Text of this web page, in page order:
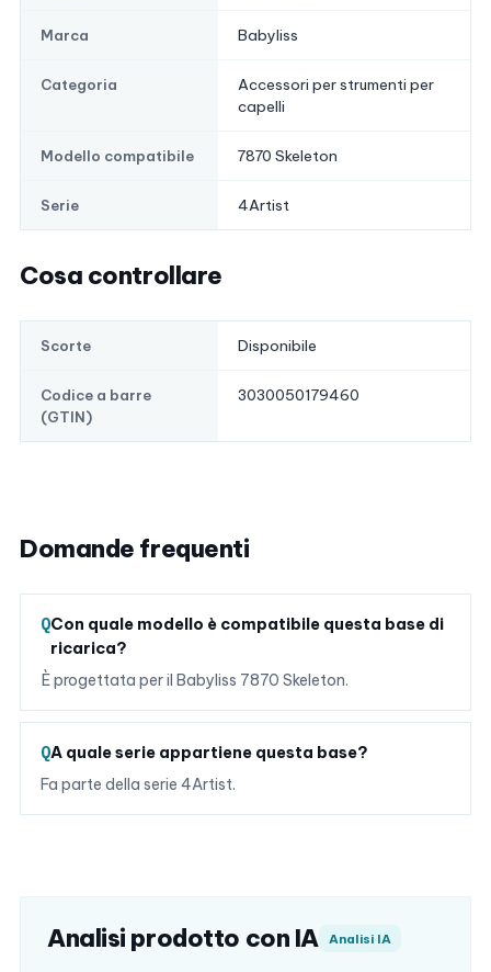
Marca Babyliss
Categoria
Accessori per strumenti per
capelli
Modello compatibile 7870 Skeleton
Serie 4Artist
Cosa controllare
Scorte Disponibile
Codice a barre
(GTIN)
3030050179460
Domande frequenti
Con quale modello è compatibile questa base di
ricarica?
È progettata per il Babyliss 7870 Skeleton.
A quale serie appartiene questa base?
Fa parte della serie 4Artist.
Analisi prodotto con IA Analisi IA